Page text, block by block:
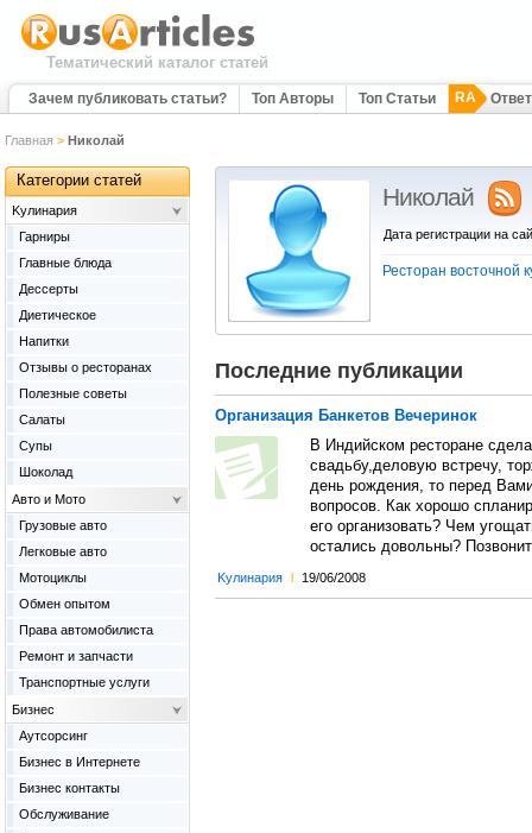
Тематический каталог статей
Зачем публиковать статьи? Топ Авторы Топ Статьи RA
Главная > Николай
Николай
Дата регистрации на
Ресторан восточной
Последние публикации
Организация Банкетов Вечеринок
В Индийском ресторане
свадьбу,деловую встречу,
день рождения, то перед
вопросов. Как хорошо
его организовать? Чем
остались довольны?
Kулинария l 19/06/2008
Категории статей
Kулинария
Гарниры
Главные блюда
Дессерты
Диетическое
Напитки
Отзывы о ресторанах
Полезные советы
Салаты
Супы
Шоколад
Авто и Мото
Грузовые авто
Легковые авто
Мотоциклы
Обмен опытом
Права автомобилиста
Ремонт и запчасти
Транспортные услуги
Бизнес
Аутсорсинг
Бизнес в Интернете
Бизнес контакты
Обслуживание